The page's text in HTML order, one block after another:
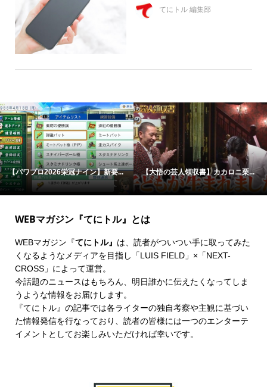
てにトル 編集部
【パワプロ2026栄冠ナイン】新要... 【大悟の芸人領収書】カカロニ栗...
WEBマガジン『てにトル』とは
WEBマガジン『てにトル』 は、読者がついつい手に取ってみた
くなるようなメディアを目指し「LUIS FIELD」×「NEXT-
CROSS」によって運営。
今話題のニュースはもちろん、明日誰かに伝えたくなってしま
うような情報をお届けします。
『てにトル』の記事では各ライターの独自考察や主観に基づい
た情報発信を行なっており、読者の皆様には一つのエンターテ
イメントとしてお楽しみいただければ幸いです。